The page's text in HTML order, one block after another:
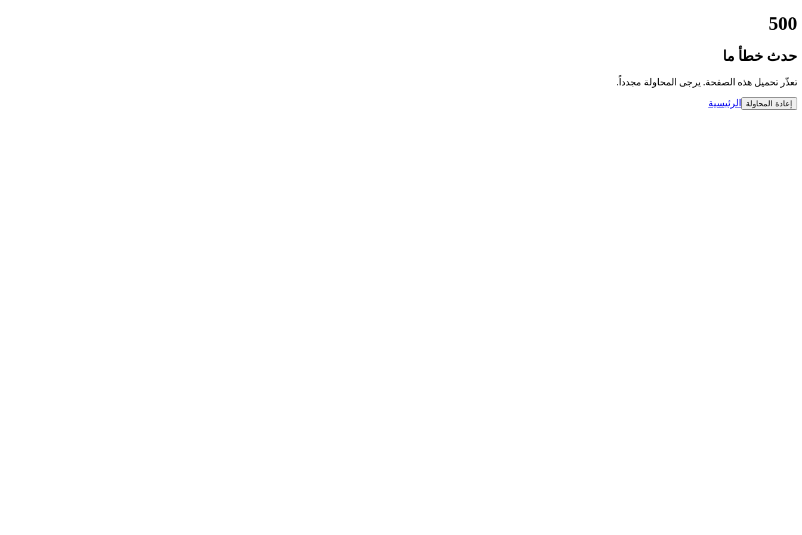
500
حدث خطأ ما
تعذّر تحميل هذه الصفحة. يرجى المحاولة مجدداً.
إعادة المحاولة الرئيسية